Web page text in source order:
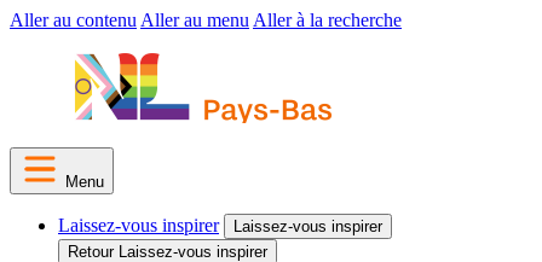
Aller au contenu Aller au menu Aller à la recherche
Menu
Laissez-vous inspirer
Laissez-vous inspirer
Retour Laissez-vous inspirer